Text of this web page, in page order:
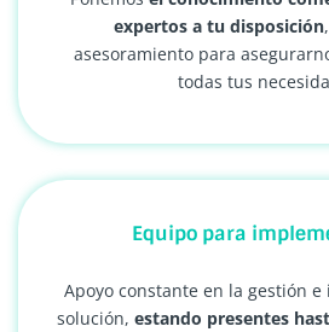
expertos a tu disposición
asesoramiento para
todas tus
Equipo para
Apoyo constante en la gestión
solución, estando presentes